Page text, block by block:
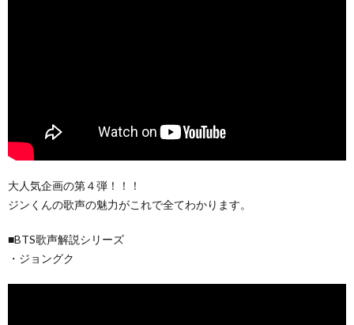
大人気企画の第４弾！！！
ジンくんの歌声の魅力がこれで全てわかります。
■BTS歌声解説シリーズ
・ジョングク